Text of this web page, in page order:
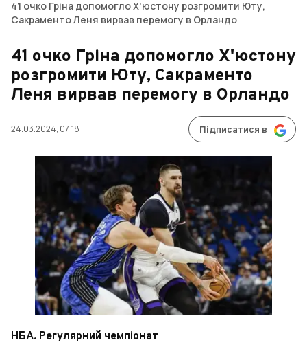
41 очко Гріна допомогло Х'юстону розгромити Юту,
Сакраменто Леня вирвав перемогу в Орландо
41 очко Гріна допомогло Х'юстону
розгромити Юту, Сакраменто
Леня вирвав перемогу в Орландо
24.03.2024, 07:18 Підписатися в
НБА. Регулярний чемпіонат